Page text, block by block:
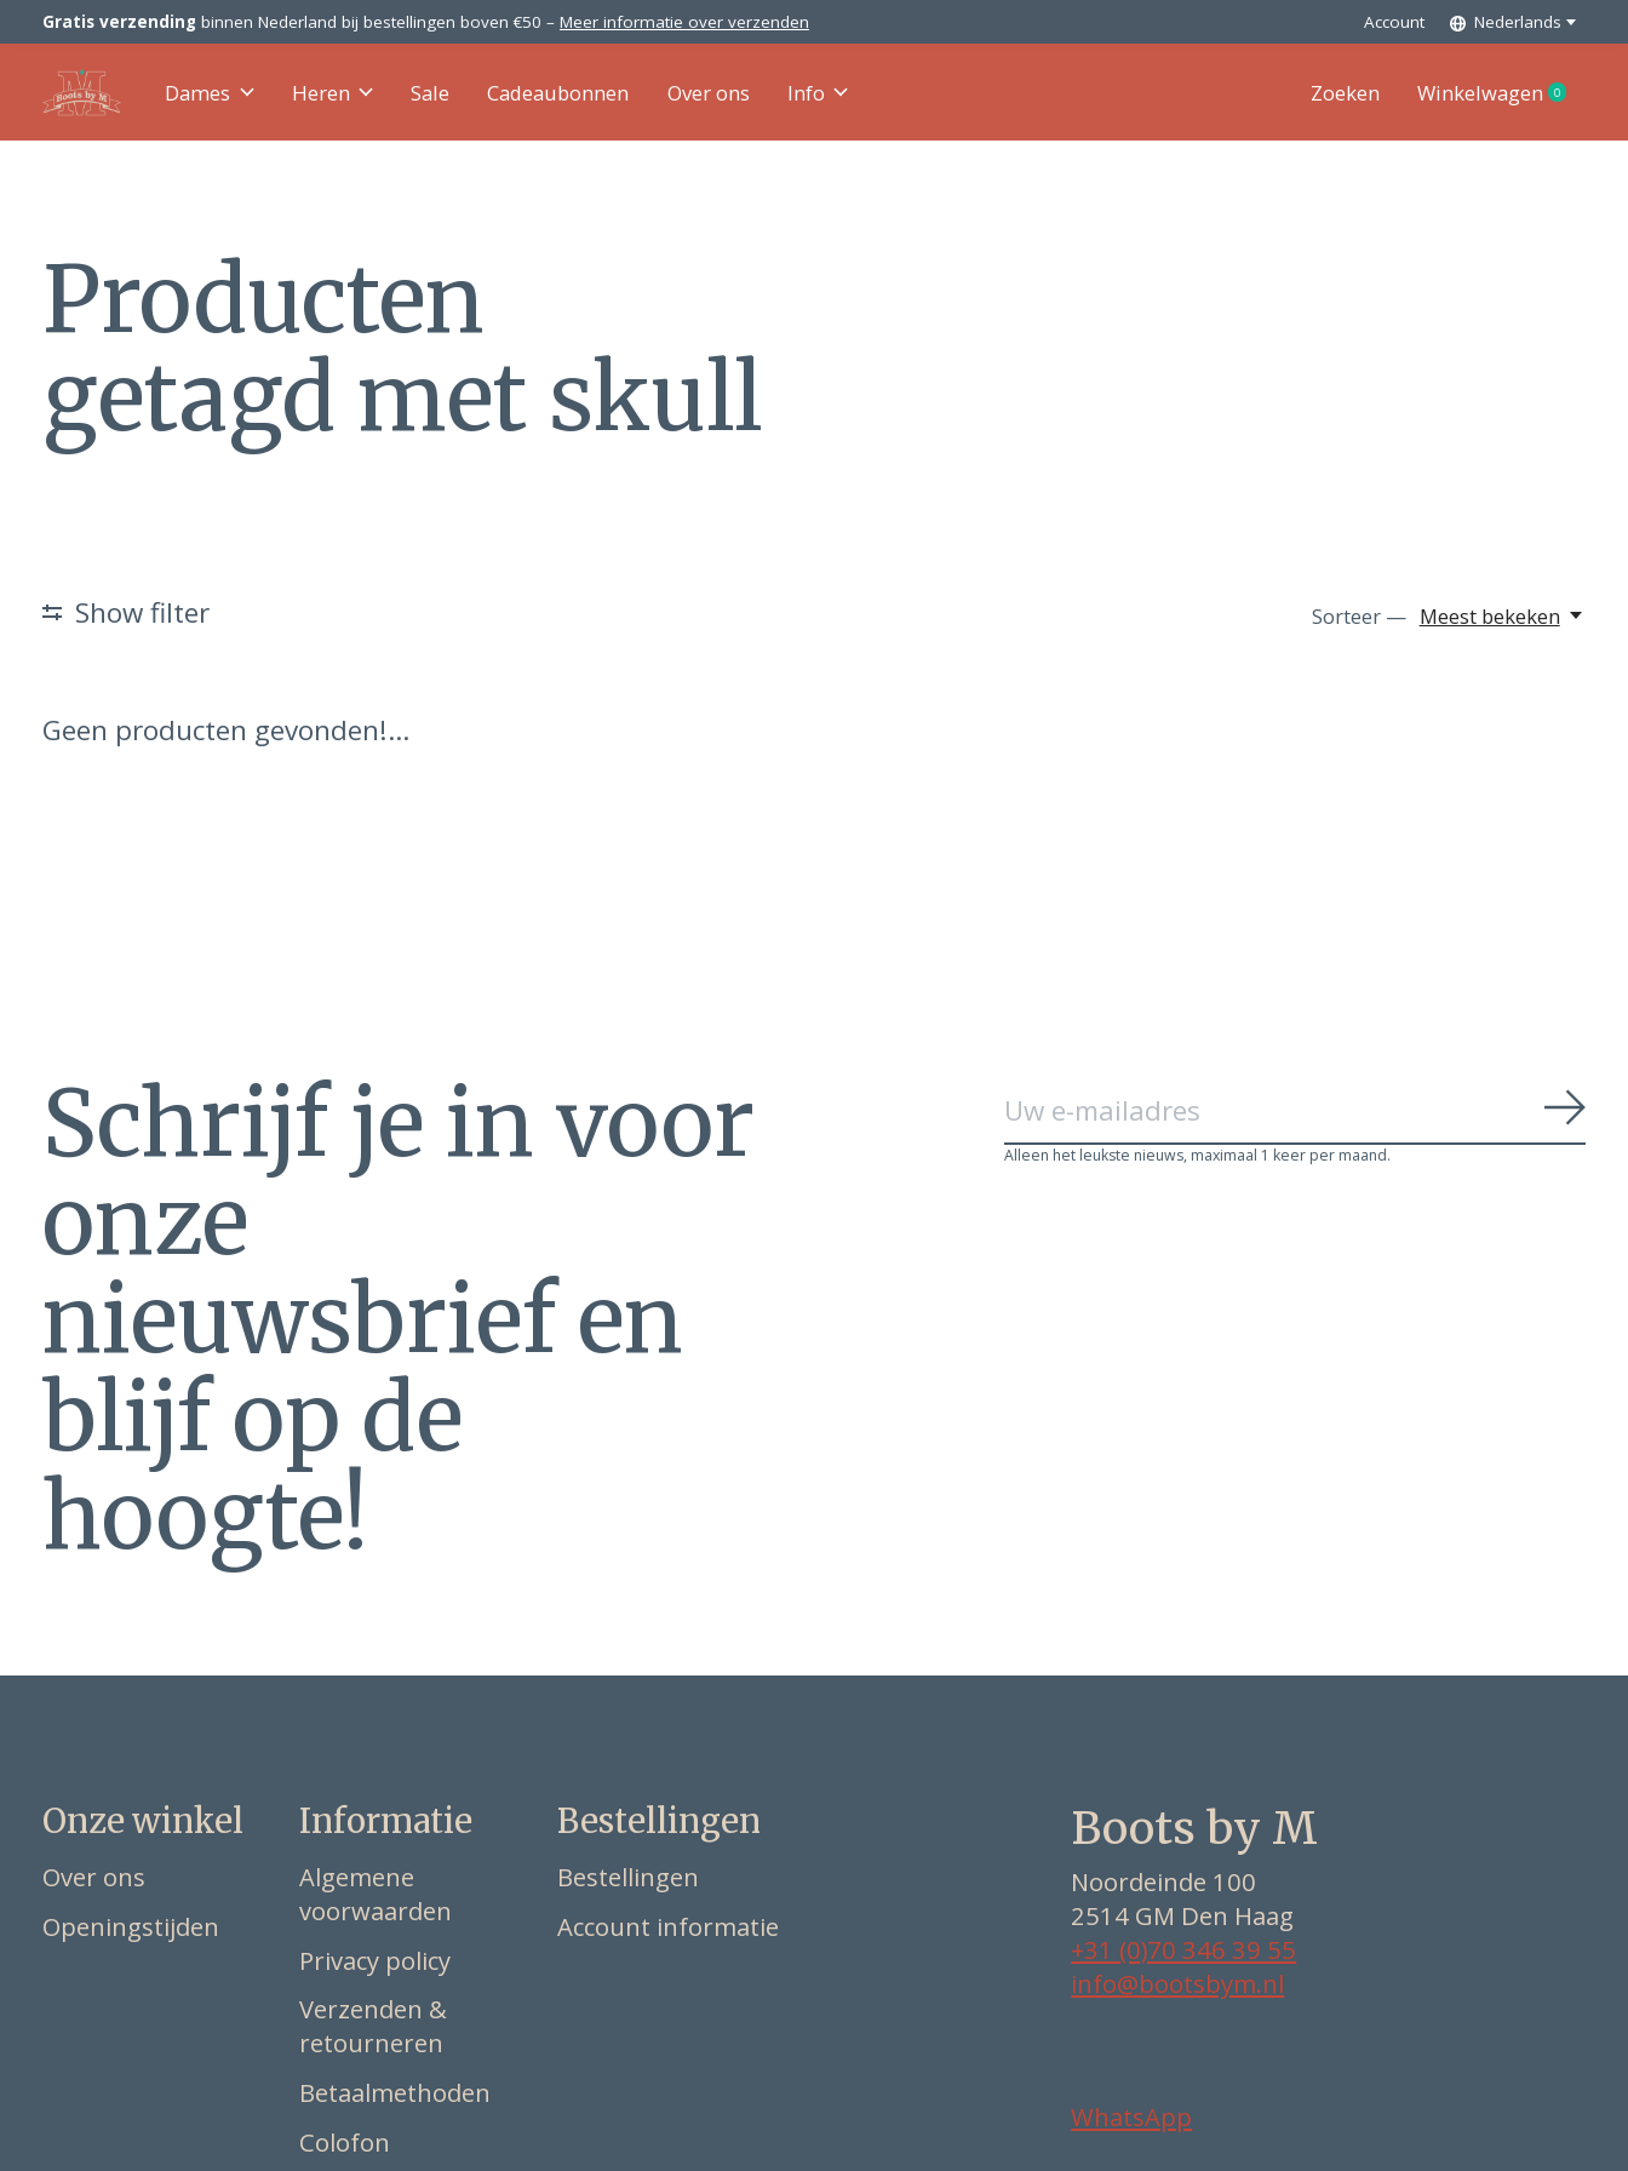
Gratis verzending binnen Nederland bij bestellingen boven €50 – Meer informatie over verzenden Account Nederlands
Dames Heren Sale Cadeaubonnen Over ons Info Zoeken Winkelwagen 0items
Producten
getagd met skull
Show filter Sorteer — Meest bekeken
Geen producten gevonden!...
Schrijf je in voor
onze
nieuwsbrief en
blijf op de
hoogte!
Alleen het leukste nieuws, maximaal 1 keer per maand.
Onze winkel
Over ons
Openingstijden
Informatie
Algemene
voorwaarden
Privacy policy
Verzenden &
retourneren
Betaalmethoden
Colofon
Bestellingen
Bestellingen
Account informatie
Boots by M
Noordeinde 100
2514 GM Den Haag
+31 (0)70 346 39 55
info@bootsbym.nl
WhatsApp